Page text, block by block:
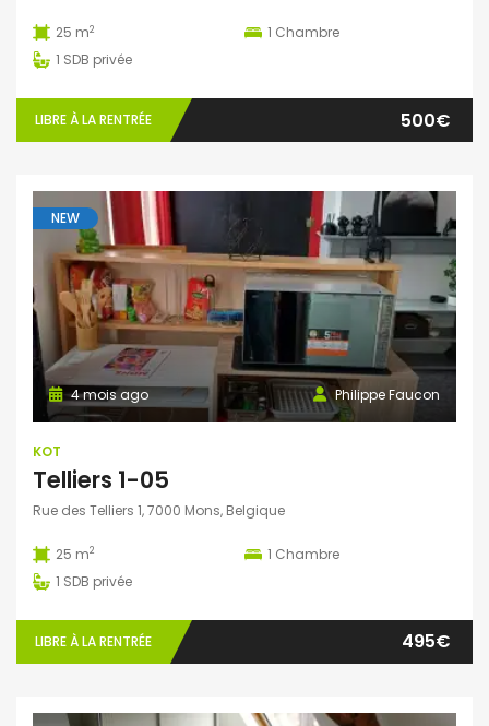
25 m2 1 Chambre
1 SDB privée
LIBRE À LA RENTRÉE 500€
NEW
Philippe Faucon
4 mois ago
KOT
Telliers 1-05
Rue des Telliers 1, 7000 Mons, Belgique
25 m2 1 Chambre
1 SDB privée
LIBRE À LA RENTRÉE 495€